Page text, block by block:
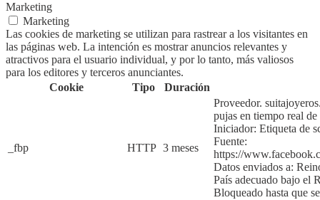
Marketing
Marketing
Las cookies de marketing se utilizan para rastrear a los visitantes en
las páginas web. La intención es mostrar anuncios relevantes y
atractivos para el usuario individual, y por lo tanto, más valiosos
para los editores y terceros anunciantes.
Cookie
Tipo Duración
_fbp HTTP 3 meses
Proveedor.
pujas en tiempo real
Iniciador: Etiqueta de
Fuente:
https://
Datos enviados a:
País adecuado bajo el
Bloqueado hasta que